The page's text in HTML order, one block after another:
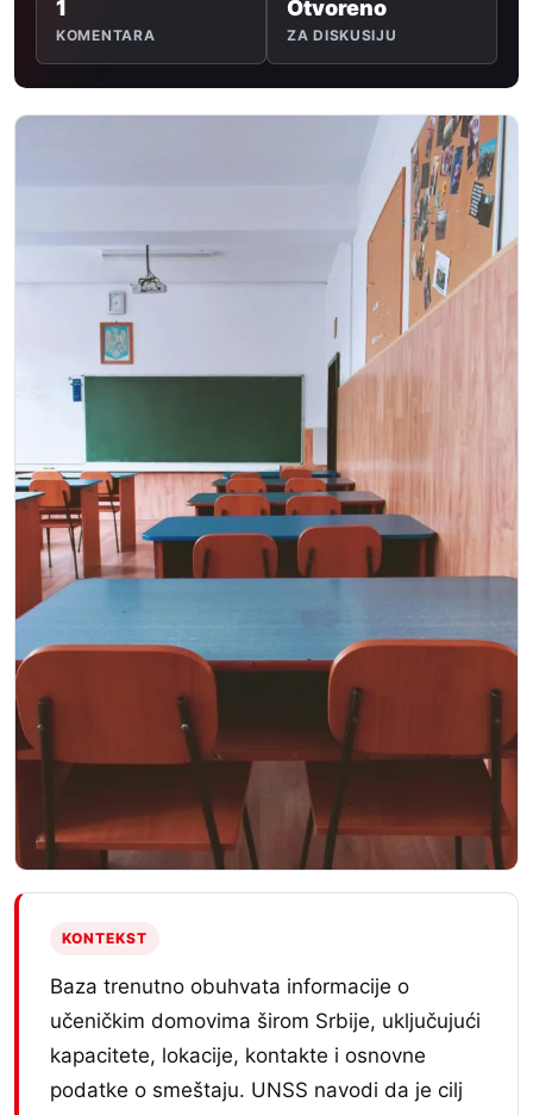
1
KOMENTARA
Otvoreno
ZA DISKUSIJU
KONTEKST
Baza trenutno obuhvata informacije o
učeničkim domovima širom Srbije, uključujući
kapacitete, lokacije, kontakte i osnovne
podatke o smeštaju. UNSS navodi da je cilj